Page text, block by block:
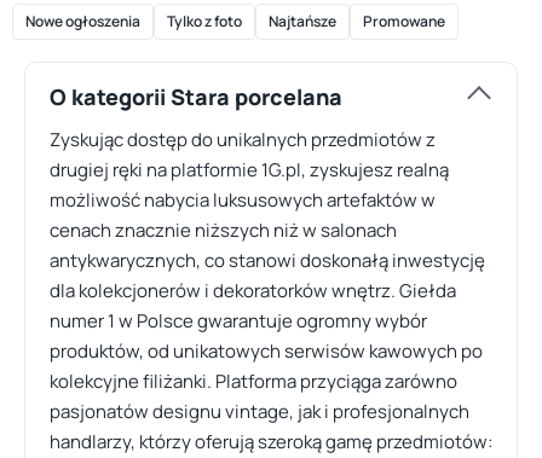
Nowe ogłoszenia Tylko z foto Najtańsze Promowane
O kategorii Stara porcelana
Zyskując dostęp do unikalnych przedmiotów z
drugiej ręki na platformie 1G.pl, zyskujesz realną
możliwość nabycia luksusowych artefaktów w
cenach znacznie niższych niż w salonach
antykwarycznych, co stanowi doskonałą inwestycję
dla kolekcjonerów i dekoratorków wnętrz. Giełda
numer 1 w Polsce gwarantuje ogromny wybór
produktów, od unikatowych serwisów kawowych po
kolekcyjne filiżanki. Platforma przyciąga zarówno
pasjonatów designu vintage, jak i profesjonalnych
handlarzy, którzy oferują szeroką gamę przedmiotów: